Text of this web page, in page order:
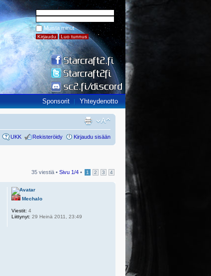
Muista minut
Sponsorit Yhteydenotto
UKK Rekisteröidy Kirjaudu sisään
35 viestiä • Sivu 1/4 • 1 2 3 4
Mechalo
Viestit: 4
Liittynyt: 29 Heinä 2011, 23:49